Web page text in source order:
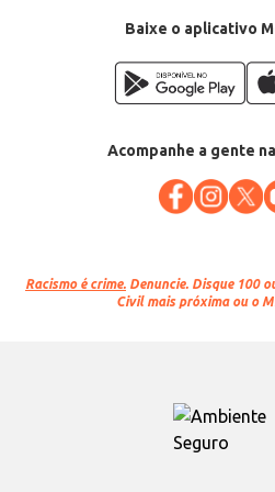
Baixe o aplicativo
Acompanhe a gente
Racismo é crime. Denuncie. Disque 100
Civil mais próxima ou o